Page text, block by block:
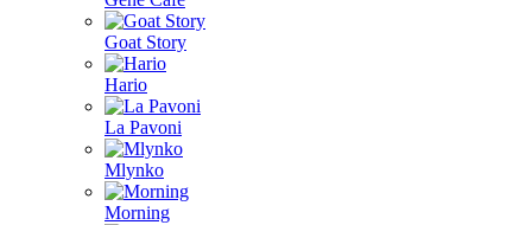
Goat Story
Hario
La Pavoni
Mlynko
Morning